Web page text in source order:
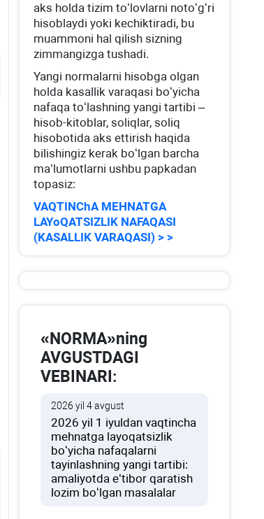
aks holda tizim toʻlovlarni notoʻgʻri
hisoblaydi yoki kechiktiradi, bu
muammoni hal qilish sizning
zimmangizga tushadi.
Yangi normalarni hisobga olgan
holda kasallik varaqasi boʻyicha
nafaqa toʻlashning yangi tartibi –
hisob-kitoblar, soliqlar, soliq
hisobotida aks ettirish haqida
bilishingiz kerak boʻlgan barcha
ma’lumotlarni ushbu papkadan
topasiz:
VAQTINChA MEHNATGA
LAYoQATSIZLIK NAFAQASI
(KASALLIK VARAQASI) > >
«NORMA»ning
AVGUSTDAGI
VEBINARI:
2026 yil 4 avgust
2026 yil 1 iyuldan vaqtincha
mehnatga layoqatsizlik
boʻyicha nafaqalarni
tayinlashning yangi tartibi:
amaliyotda e’tibor qaratish
lozim boʻlgan masalalar